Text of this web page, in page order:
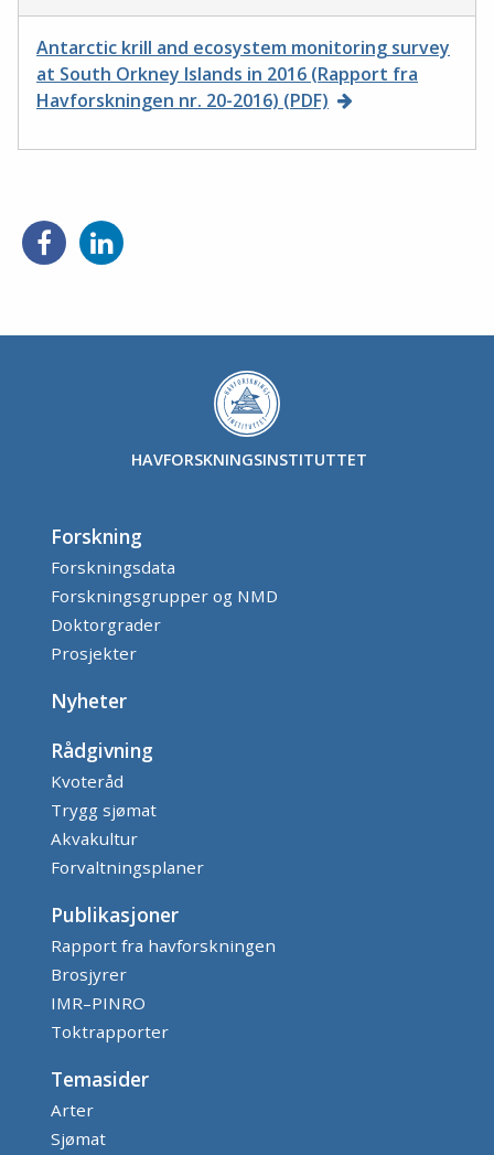
Antarctic krill and ecosystem monitoring survey
at South Orkney Islands in 2016 (Rapport fra
Havforskningen nr. 20-2016) (PDF)
HAVFORSKNINGSINSTITUTTET
Forskning
Forskningsdata
Forskningsgrupper og NMD
Doktorgrader
Prosjekter
Nyheter
Rådgivning
Kvoteråd
Trygg sjømat
Akvakultur
Forvaltningsplaner
Publikasjoner
Rapport fra havforskningen
Brosjyrer
IMR–PINRO
Toktrapporter
Temasider
Arter
Sjømat